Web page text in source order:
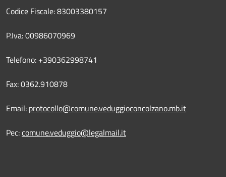
Codice Fiscale: 83003380157
P.Iva: 00986070969
Telefono: +390362998741
Fax: 0362.910878
Email: protocollo@comune.veduggioconcolzano.mb.it
Pec:comune.veduggio@legalmail.it